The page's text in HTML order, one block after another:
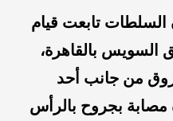
السلطات تابعت قيام
السويس بالقاهرة،
من جانب أحد
مصابة بجروح بالرأس